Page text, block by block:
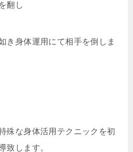
翻し
き身体運用にて相手を倒しま
殊な身体活用テクニックを初
致します。